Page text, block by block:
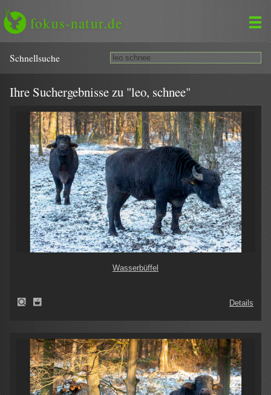
fokus-natur.de
Schnell­suche
Ihre Suchergebnisse zu "leo, schnee"
Wasserbüffel
Details